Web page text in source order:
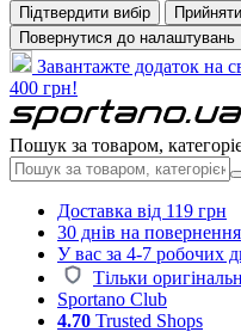
Підтвердити вибір
Повернутися до налаштувань
Завантажте додаток на
400 грн!
Пошук за товаром,
Доставка від 119 грн
30 днів на повернення
У вас за 4-7 робочих
Тільки
Sportano Club
4.70 Trusted Shops